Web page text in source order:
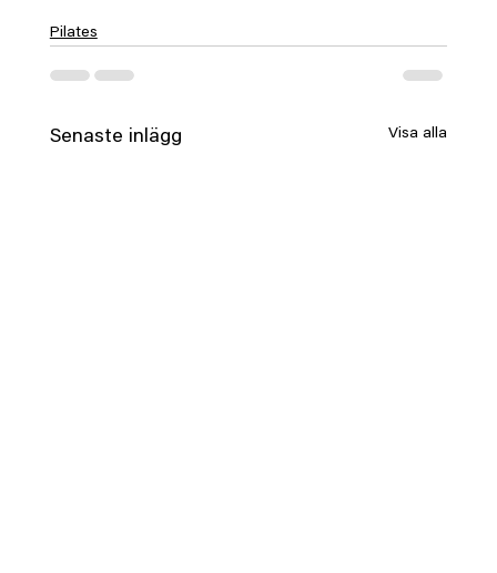
Pilates
Senaste inlägg Visa alla